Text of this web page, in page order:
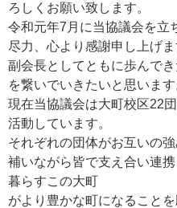
ろしくお願い致します。
令和元年7月に当協議会を立
尽力、心より感謝申し上げま
副会長としてともに歩んで
を繋いでいきたいと思います
現在当協議会は大町校区22
活動しています。
それぞれの団体がお互いの
補いながら皆で支え合い連
暮らすこの大町
がより豊かな町になることを